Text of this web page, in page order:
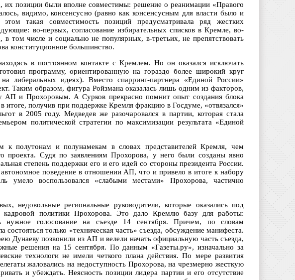
позиции были вполне совместимы: решение о реанимации «Правого
видимо, консенсусно (равно как консенсусным для власти было и
такая совместимость позиций предусматривала ряд жестких
во-первых, согласование избирательных списков в Кремле, во-
том числе и социально не популярных, в-третьих, не препятствовать
конституционное большинство.
в постоянном контакте с Кремлем. Но он оказался исключать
программу, ориентированную на гораздо более широкий круг
либеральных идеях). Вместо спарринг-партнера «Единой России»
Таким образом, фигура Ройзмана оказалась лишь одним из факторов,
и Прохоровым. А Сурков прекрасно помнит опыт создания блока
итоге, получив при поддержке Кремля фракцию в Госдуме, «отвязался»
в 2005 году. Медведев же разочаровался в партии, которая стала
политической стратегии по максимизации результата «Единой
к полутонам и полунамекам в словах представителей Кремля, чем
проекта. Судя по заявлениям Прохорова, у него были созданы явно
степень поддержки его и его идей со стороны президента России.
поведение в отношении АП, что и привело в итоге к набору
умело воспользовался «слабыми местами» Прохорова, частично
недовольные региональные руководители, которые оказались под
кадровой политики Прохорова. Это дало Кремлю базу для работы:
нужное голосование на съезде 14 сентября. Причем, по словам
только «техническая часть» съезда, обсуждение манифеста.
Дунаеву позвонили из АП и велели начать официальную часть съезда,
решения на 15 сентября. По данным «Газеты.ру», изначально за
технологи не имели четкого плана действия. По мере развития
жаловались на недоступность Прохорова, на чрезмерно жесткую
и убеждать. Неясность позиции лидера партии и его отсутствие